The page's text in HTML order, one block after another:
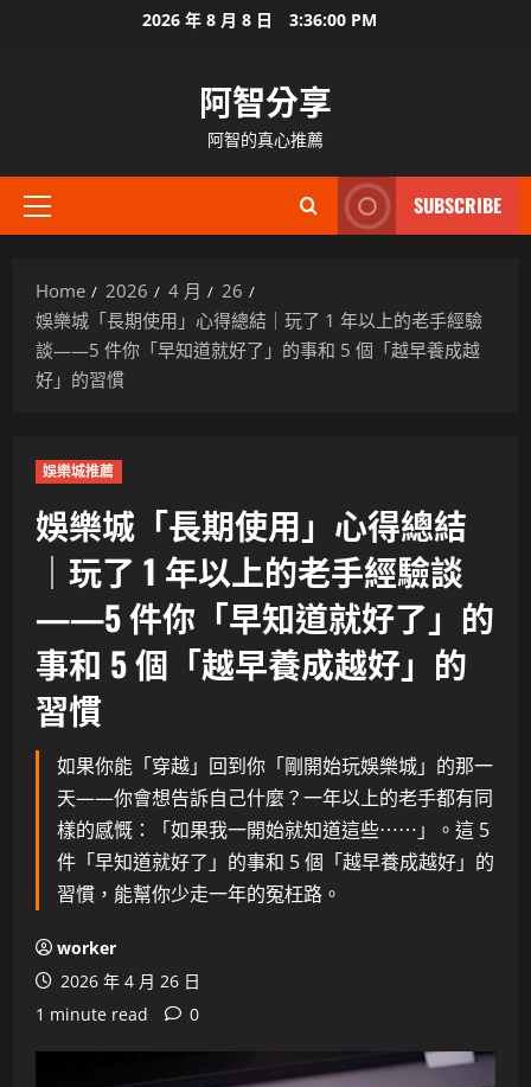
2026 年 8 月 8 日 3:36:01 PM
阿智分享
阿智的真心推薦
Primary
SUBSCRIBE
Home 2026 4 月
26
娛樂城「長期使用」心得總結｜玩了 1 年以上的老手經驗
談——5 件你「早知道就好了」的事和 5 個「越早養成越
好」的習慣
娛樂城推薦
娛樂城「長期使用」心得總結
｜玩了 1 年以上的老手經驗談
——5 件你「早知道就好了」的
事和 5 個「越早養成越好」的
習慣
如果你能「穿越」回到你「剛開始玩娛樂城」的那一
天——你會想告訴自己什麼？一年以上的老手都有同
樣的感慨：「如果我一開始就知道這些⋯⋯」。這 5
件「早知道就好了」的事和 5 個「越早養成越好」的
習慣，能幫你少走一年的冤枉路。
worker
2026 年 4 月 26 日
1 minute read
0